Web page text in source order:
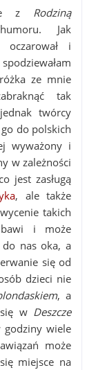
z Rodziną
Jak
i
ze mnie
tak
twórcy
do polskich
wyważony i
w zależności
jest zasługą
, ale także
takich
bawi i może
do nas oka, a
się od
dzieci nie
, a
w Deszcze
godziny wiele
może
miejsce na